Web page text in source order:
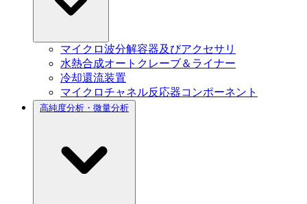
マイクロ波分解容器及びアクセサリ
水熱合成オートクレーブ＆ライナー
冷却還流装置
マイクロチャネル反応器コンポーネント
高純度分析・微量分析